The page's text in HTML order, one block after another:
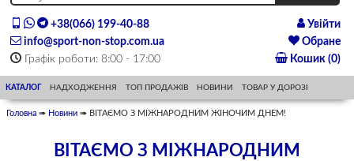
+38(066) 199-40-88
info@sport-non-stop.com.ua
Графік роботи: 8:00 - 17:00
Увійти
Обране
Кошик (0)
КАТАЛОГ НАДХОДЖЕННЯ ТОП ПРОДАЖІВ НОВИНИ ТОВАР У ДОРОЗІ
Головна ➠ Новини ➠ ВІТАЄМО З МІЖНАРОДНИМ ЖІНОЧИМ ДНЕМ!
ВІТАЄМО З МІЖНАРОДНИМ